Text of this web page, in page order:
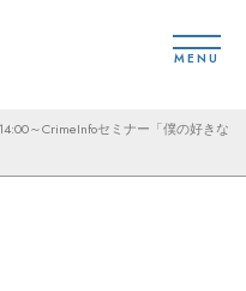
MENU
～CrimeInfoセミナー「僕の好きな